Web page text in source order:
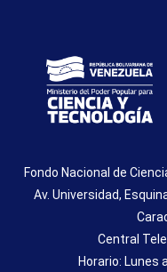
Fondo Nacional de
Av. Universidad,
Central
Horario: Lunes